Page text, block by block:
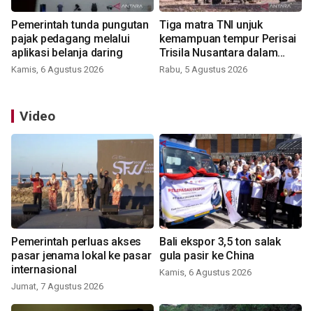
Pemerintah tunda pungutan
pajak pedagang melalui
aplikasi belanja daring
Kamis, 6 Agustus 2026
Tiga matra TNI unjuk
kemampuan tempur Perisai
Trisila Nusantara dalam
latihan di Kepri
Rabu, 5 Agustus 2026
Video
Pemerintah perluas akses
pasar jenama lokal ke pasar
internasional
Jumat, 7 Agustus 2026
Bali ekspor 3,5 ton salak
gula pasir ke China
Kamis, 6 Agustus 2026